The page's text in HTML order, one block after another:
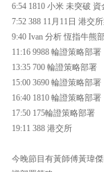
6:54 1810 小米 未突破
7:52 388 11月11日 港交
9:40 Ivan 分析 恆指牛熊
11:16 9988 輪證策略部署
13:35 700 輪證策略部署
15:00 3690 輪證策略部署
16:40 1810 輪證策略部署
17:50 175輪證策略部署
19:11 388 港交所
今晚節目有黃師傅黃瑋